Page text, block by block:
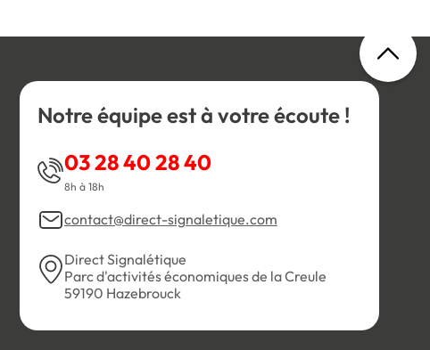
Notre équipe est à votre écoute !
03 28 40 28 40
8h à 18h
contact@direct-signaletique.com
Direct Signalétique
Parc d'activités économiques de la Creule
59190 Hazebrouck